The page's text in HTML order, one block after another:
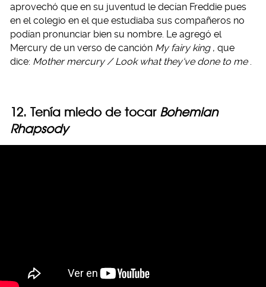
aprovechó que en su juventud le decían Freddie pues
en el colegio en el que estudiaba sus compañeros no
podían pronunciar bien su nombre. Le agregó el
Mercury de un verso de canción My fairy king , que
dice: Mother mercury / Look what they‘ve done to me
12. Tenía miedo de tocar Bohemian
Rhapsody